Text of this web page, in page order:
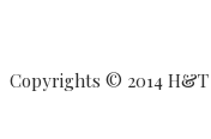
Copyrights © 2014 H&T